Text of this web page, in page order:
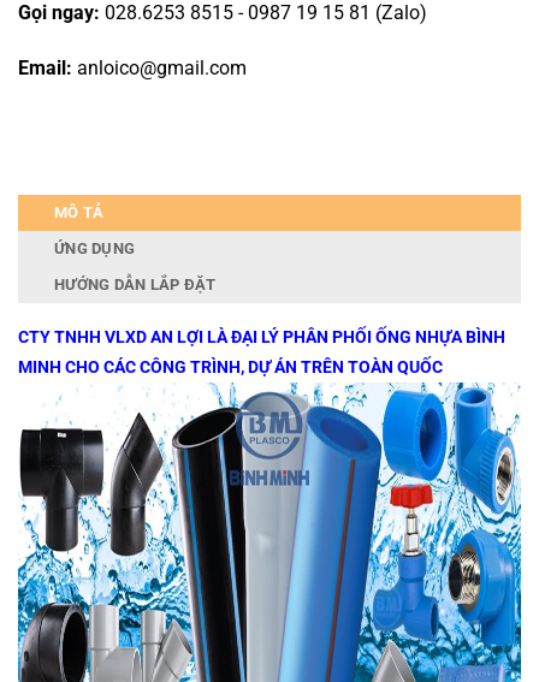
Gọi ngay: 028.6253 8515 - 0987 19 15 81 (Zalo)
Email: anloico@gmail.com
MÔ TẢ
ỨNG DỤNG
HƯỚNG DẪN LẮP ĐẶT
CTY TNHH VLXD AN LỢI LÀ ĐẠI LÝ PHÂN PHỐI ỐNG NHỰA BÌNH
MINH CHO CÁC CÔNG TRÌNH, DỰ ÁN TRÊN TOÀN QUỐC